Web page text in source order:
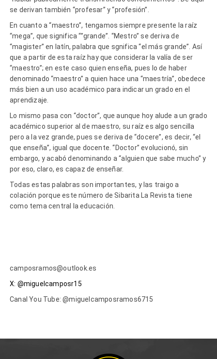
se derivan también “profesar” y “profesión”.
En cuanto a “maestro”, tengamos siempre presente la raíz
“mega”, que significa “”grande”. “Mestro” se deriva de
“magister” en latín, palabra que sgnifica “el más grande”. Así
que a partir de esta raíz hay que considerar la valía de ser
“maestro”; en este caso quien enseña, pues lo de haber
denominado “maestro” a quien hace una “maestría”, obedece
más bien a un uso académico para indicar un grado en el
aprendizaje.
Lo mismo pasa con “doctor”, que aunque hoy alude a un grado
académico superior al de maestro, su raíz es algo sencilla
pero a la vez grande, pues se deriva de “docere”, es decir, “el
que enseña”, igual que docente. “Doctor” evolucionó, sin
embargo, y acabó denominando a “alguien que sabe mucho” y
por eso, claro, es capaz de enseñar.
Todas estas palabras son importantes, y las traigo a
colación porque este número de Sibarita La Revista tiene
como tema central la educación.
camposramos@outlook.es
X: @miguelcamposr15
Canal You Tube: @miguelcamposramos6715